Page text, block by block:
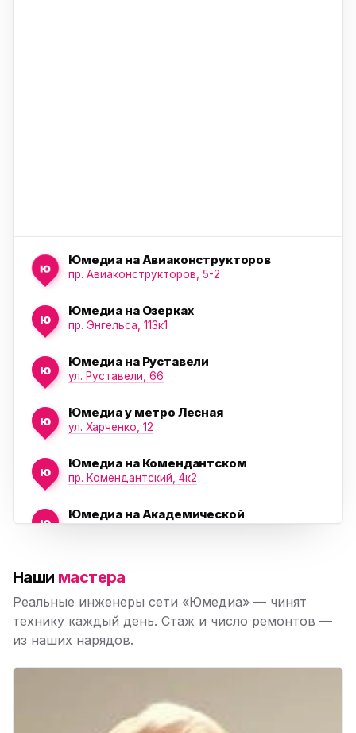
ю
Юмедиа на Авиаконструкторов
пр. Авиаконструкторов, 5-2
ю
Юмедиа на Озерках
пр. Энгельса, 113к1
ю
Юмедиа на Руставели
ул. Руставели, 66
ю
Юмедиа у метро Лесная
ул. Харченко, 12
ю
Юмедиа на Комендантском
пр. Комендантский, 4к2
ю
Юмедиа на Академической
ю Морская набережная, 35
ю
Юмедиа на Наставников
пр. Наставников 35
Юмедиа на Дыбенко
Юмедиа в ТК Юго-Запад
Наши мастера
Реальные инженеры сети «Юмедиа» — чинят
технику каждый день. Стаж и число ремонтов —
из наших нарядов.